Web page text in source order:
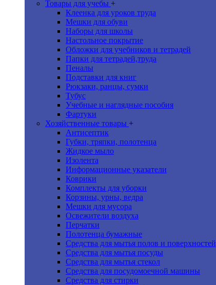
Товары для учебы +
Клеенка для уроков труда
Мешки для обуви
Наборы для школы
Настольное покрытие
Обложки для учебников и тетрадей
Папки для тетрадей,труда
Пеналы
Подставки для книг
Рюкзаки, ранцы, сумки
Тубус
Учебные и наглядные пособия
Фартуки
Хозяйственные товары +
Антисептик
Губки, тряпки, полотенца
Жидкое мыло
Изолента
Информационные указатели
Коврики
Комплекты для уборки
Корзины, урны, ведра
Мешки для мусора
Освежители воздуха
Перчатки
Полотенца бумажные
Средства для мытья полов и поверхностей
Средства для мытья посуды
Средства для мытья стекол
Средства для посудомоечной машины
Средства для стирки